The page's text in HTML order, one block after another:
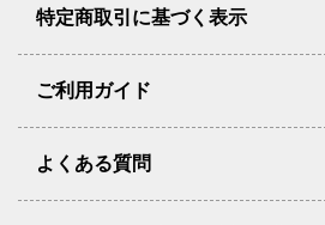
特定商取引に基づく表示
ご利用ガイド
よくある質問